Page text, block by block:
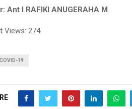
Ant I RAFIKI ANUGERAHA M
Views: 274
19